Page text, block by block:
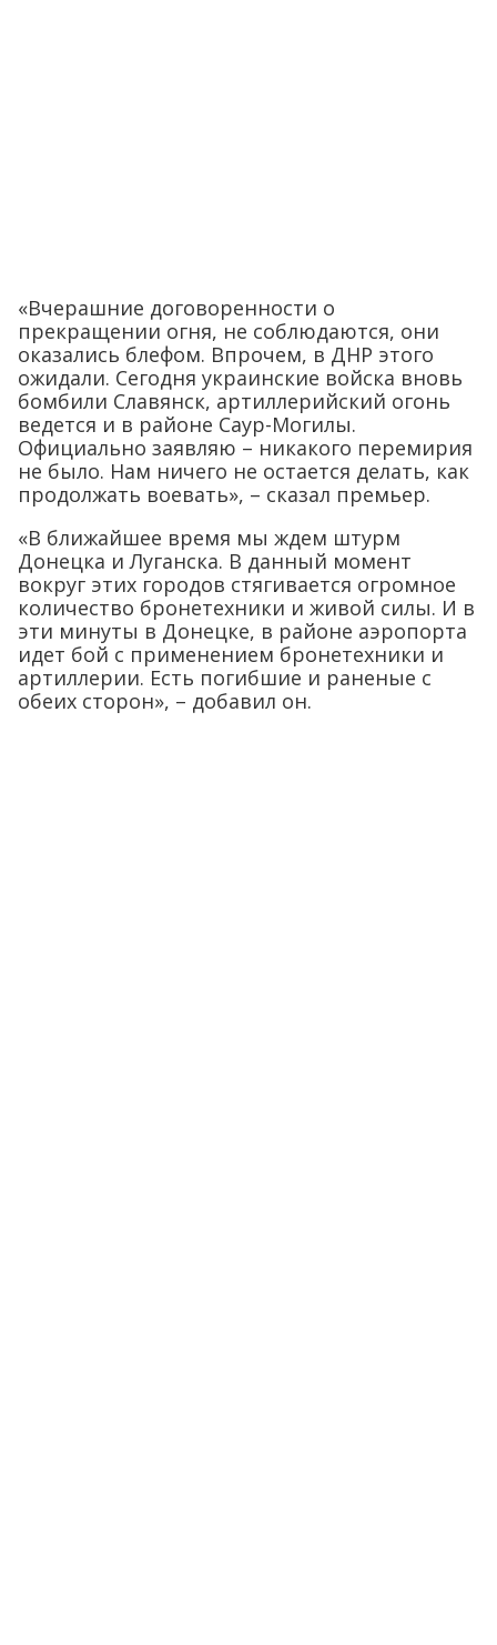
«Вчерашние договоренности о
прекращении огня, не соблюдаются, они
оказались блефом. Впрочем, в ДНР этого
ожидали. Сегодня украинские войска вновь
бомбили Славянск, артиллерийский огонь
ведется и в районе Саур-Могилы.
Официально заявляю – никакого перемирия
не было. Нам ничего не остается делать, как
продолжать воевать», – сказал премьер.
«В ближайшее время мы ждем штурм
Донецка и Луганска. В данный момент
вокруг этих городов стягивается огромное
количество бронетехники и живой силы. И в
эти минуты в Донецке, в районе аэропорта
идет бой с применением бронетехники и
артиллерии. Есть погибшие и раненые с
обеих сторон», – добавил он.